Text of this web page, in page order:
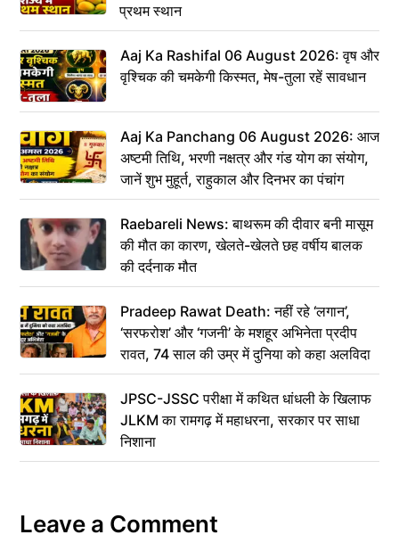
प्रथम स्थान
Aaj Ka Rashifal 06 August 2026: वृष और
वृश्चिक की चमकेगी किस्मत, मेष-तुला रहें सावधान
Aaj Ka Panchang 06 August 2026: आज
अष्टमी तिथि, भरणी नक्षत्र और गंड योग का संयोग,
जानें शुभ मुहूर्त, राहुकाल और दिनभर का पंचांग
Raebareli News: बाथरूम की दीवार बनी मासूम
की मौत का कारण, खेलते-खेलते छह वर्षीय बालक
की दर्दनाक मौत
Pradeep Rawat Death: नहीं रहे ‘लगान’,
‘सरफरोश’ और ‘गजनी’ के मशहूर अभिनेता प्रदीप
रावत, 74 साल की उम्र में दुनिया को कहा अलविदा
JPSC-JSSC परीक्षा में कथित धांधली के खिलाफ
JLKM का रामगढ़ में महाधरना, सरकार पर साधा
निशाना
Leave a Comment